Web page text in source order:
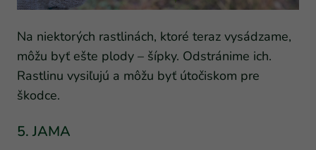
Na niektorých rastlinách, ktoré teraz vysádzame,
môžu byť ešte plody – šípky. Odstránime ich.
Rastlinu vysiľujú a môžu byť útočiskom pre
škodce.
5. JAMA